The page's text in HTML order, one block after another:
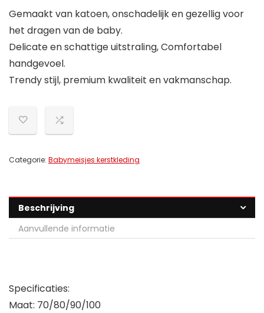
Gemaakt van katoen, onschadelijk en gezellig voor
het dragen van de baby.
Delicate en schattige uitstraling, Comfortabel
handgevoel.
Trendy stijl, premium kwaliteit en vakmanschap.
Categorie: Babymeisjes kerstkleding
Beschrijving
Aanvullende informatie
Specificaties:
Maat: 70/80/90/100